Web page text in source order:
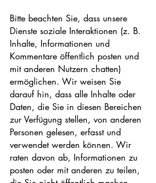
Bitte beachten Sie, dass unsere
Dienste soziale Interaktionen (z. B.
Inhalte, Informationen und
Kommentare öffentlich posten und
mit anderen Nutzern chatten)
ermöglichen. Wir weisen Sie
darauf hin, dass alle Inhalte oder
Daten, die Sie in diesen Bereichen
zur Verfügung stellen, von anderen
Personen gelesen, erfasst und
verwendet werden können. Wir
raten davon ab, Informationen zu
posten oder mit anderen zu teilen,